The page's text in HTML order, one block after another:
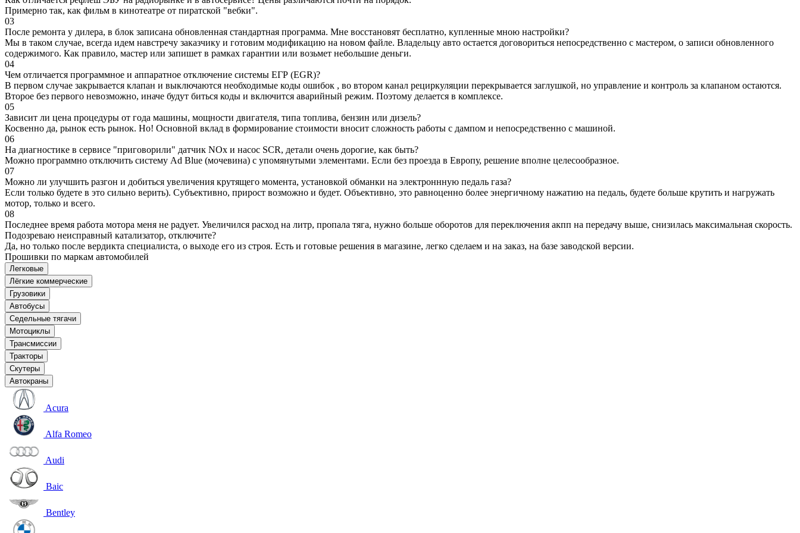
Примерно так, как фильм в кинотеатре от пиратской "вебки".
03
После ремонта у дилера, в блок записана обновленная стандартная программа. Мне восстановят бесплатно, купленные мною настройки?
Мы в таком случае, всегда идем навстречу заказчику и готовим модификацию на новом файле. Владельцу авто остается договориться непосредственно с мастером, о записи обновленного
содержимого. Как правило, мастер или запишет в рамках гарантии или возьмет небольшие деньги.
04
Чем отличается программное и аппаратное отключение системы ЕГР (EGR)?
В первом случае закрывается клапан и выключаются необходимые коды ошибок , во втором канал рециркуляции перекрывается заглушкой, но управление и контроль за клапаном остаются.
Второе без первого невозможно, иначе будут биться коды и включится аварийный режим. Поэтому делается в комплексе.
05
Зависит ли цена процедуры от года машины, мощности двигателя, типа топлива, бензин или дизель?
Косвенно да, рынок есть рынок. Но! Основной вклад в формирование стоимости вносит сложность работы с дампом и непосредственно с машиной.
06
На диагностике в сервисе "приговорили" датчик NOx и насос SCR, детали очень дорогие, как быть?
Можно программно отключить систему Ad Blue (мочевина) с упомянутыми элементами. Если без проезда в Европу, решение вполне целесообразное.
07
Можно ли улучшить разгон и добиться увеличения крутящего момента, установкой обманки на электроннную педаль газа?
Если только будете в это сильно верить). Субъективно, прирост возможно и будет. Объективно, это равноценно более энергичному нажатию на педаль, будете больше крутить и нагружать
мотор, только и всего.
08
Последнее время работа мотора меня не радует. Увеличился расход на литр, пропала тяга, нужно больше оборотов для переключения акпп на передачу выше, снизилась максимальная скорость.
Подозреваю неисправный катализатор, отключите?
Да, но только после вердикта специалиста, о выходе его из строя. Есть и готовые решения в магазине, легко сделаем и на заказ, на базе заводской версии.
Прошивки по маркам автомобилей
Легковые
Лёгкие коммерческие
Грузовики
Автобусы
Седельные тягачи
Мотоциклы
Трансмиссии
Тракторы
Скутеры
Автокраны
Acura
Alfa Romeo
Audi
Baic
Bentley